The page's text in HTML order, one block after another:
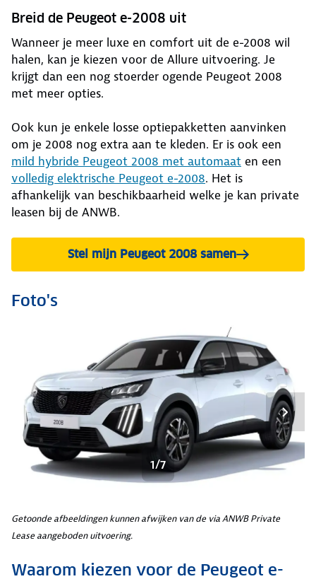
Breid de Peugeot e-2008 uit
Wanneer je meer luxe en comfort uit de e-2008 wil
halen, kan je kiezen voor de Allure uitvoering. Je
krijgt dan een nog stoerder ogende Peugeot 2008
met meer opties.
Ook kun je enkele losse optiepakketten aanvinken
om je 2008 nog extra aan te kleden. Er is ook een
mild hybride Peugeot 2008 met automaat en een
volledig elektrische Peugeot e-2008. Het is
afhankelijk van beschikbaarheid welke je kan private
leasen bij de ANWB.
Stel mijn Peugeot 2008 samen
Foto's
1/7
Getoonde afbeeldingen kunnen afwijken van de via ANWB Private
Lease aangeboden uitvoering.
Waarom kiezen voor de Peugeot e-